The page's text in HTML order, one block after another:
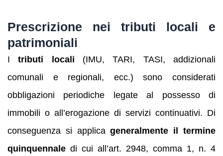
Prescrizione nei tributi locali e
patrimoniali
Itributi locali (IMU, TARI, TASI, addizionali
comunali e regionali, ecc.) sono considerati
obbligazioni periodiche legate al possesso di
immobili o all’erogazione di servizi continuativi. Di
conseguenza si applicageneralmente il termine
quinquennale di cui all’art. 2948, comma 1, n. 4